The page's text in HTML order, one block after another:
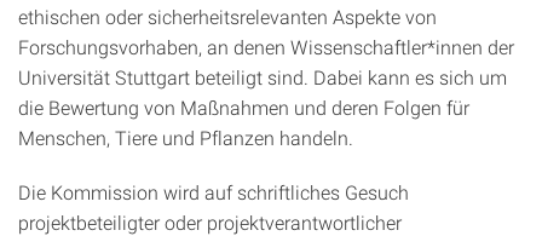
ethischen oder sicherheitsrelevanten Aspekte von
Forschungsvorhaben, an denen Wissenschaftler*innen der
Universität Stuttgart beteiligt sind. Dabei kann es sich um
die Bewertung von Maßnahmen und deren Folgen für
Menschen, Tiere und Pflanzen handeln.
Die Kommission wird auf schriftliches Gesuch
projektbeteiligter oder projektverantwortlicher